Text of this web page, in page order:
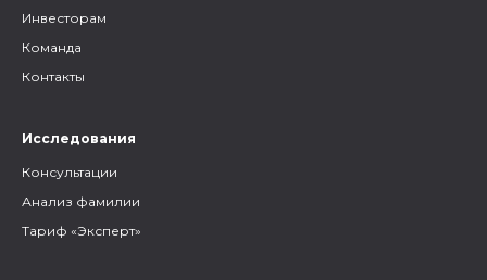
Инвесторам
Команда
Контакты
Исследования
Консультации
Анализ фамилии
Тариф «Эксперт»